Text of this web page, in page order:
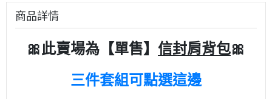
商品詳情
🎀此賣場為【單售】 信封肩背包🎀
三件套組可點選這邊